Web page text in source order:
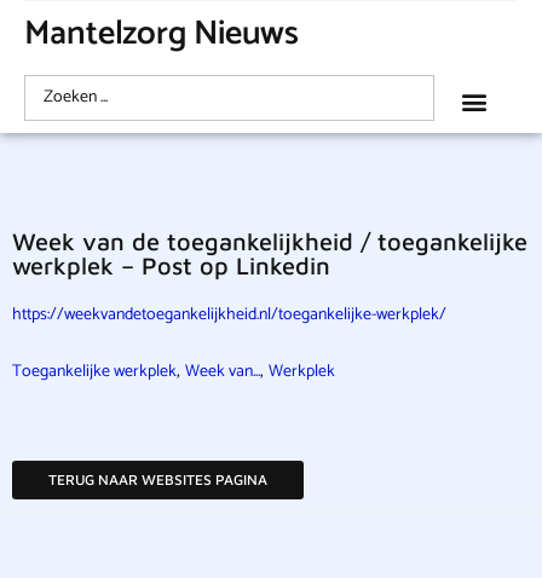
Mantelzorg Nieuws
Week van de toegankelijkheid / toegankelijke
werkplek – Post op Linkedin
https://weekvandetoegankelijkheid.nl/toegankelijke-werkplek/
Toegankelijke werkplek, Week van..., Werkplek
TERUG NAAR WEBSITES PAGINA